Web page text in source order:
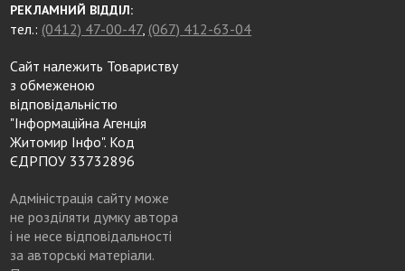
РЕКЛАМНИЙ ВІДДІЛ:
тел.: (0412) 47-00-47, (067) 412-63-04
Сайт належить Товариству
з обмеженою
відповідальністю
"Інформаційна Агенція
Житомир Інфо". Код
ЄДРПОУ 33732896
Адміністрація сайту може
не розділяти думку автора
і не несе відповідальності
за авторські матеріали.